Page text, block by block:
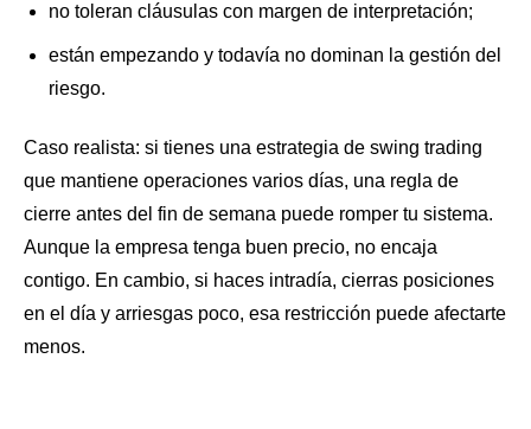
no toleran cláusulas con margen de interpretación;
están empezando y todavía no dominan la gestión del
riesgo.
Caso realista: si tienes una estrategia de swing trading
que mantiene operaciones varios días, una regla de
cierre antes del fin de semana puede romper tu sistema.
Aunque la empresa tenga buen precio, no encaja
contigo. En cambio, si haces intradía, cierras posiciones
en el día y arriesgas poco, esa restricción puede afectarte
menos.